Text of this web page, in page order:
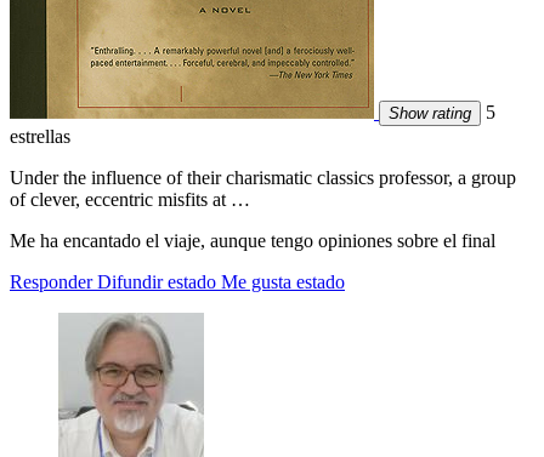
Show rating
5
estrellas
Under the influence of their charismatic classics professor, a group
of clever, eccentric misfits at …
Me ha encantado el viaje, aunque tengo opiniones sobre el final
Responder Difundir estado Me gusta estado